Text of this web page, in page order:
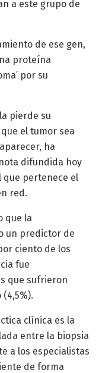
a este grupo de
de ese gen,
proteína
por su
pierde su
el tumor sea
ha
difundida hoy
que pertenece el
red.
que la
un predictor de
ciento de los
fue
que sufrieron
clínica es la
entre la biopsia
a los especialistas
de forma